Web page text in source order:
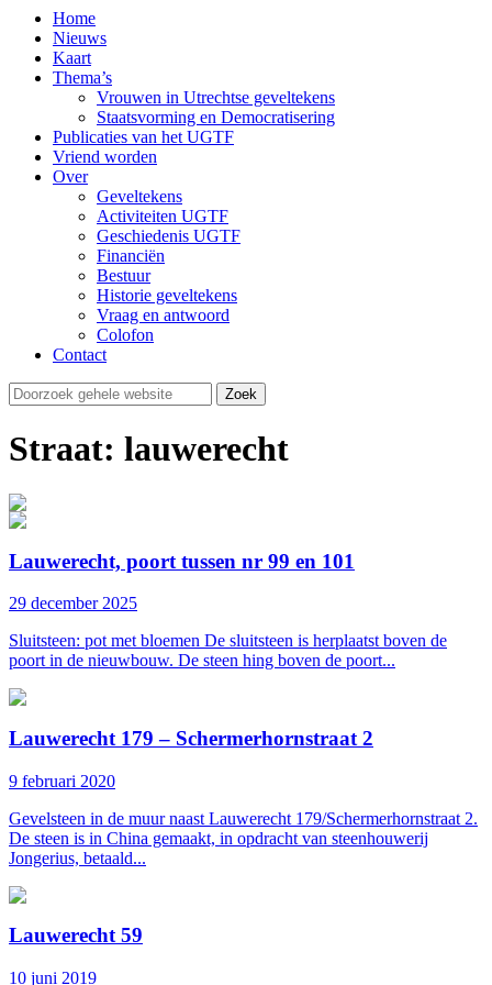
Home
Nieuws
Kaart
Thema’s
Vrouwen in Utrechtse geveltekens
Staatsvorming en Democratisering
Publicaties van het UGTF
Vriend worden
Over
Geveltekens
Activiteiten UGTF
Geschiedenis UGTF
Financiën
Bestuur
Historie geveltekens
Vraag en antwoord
Colofon
Contact
Straat: lauwerecht
Lauwerecht, poort tussen nr 99 en 101
29 december 2025
Sluitsteen: pot met bloemen De sluitsteen is herplaatst boven de
poort in de nieuwbouw. De steen hing boven de poort...
Lauwerecht 179 – Schermerhornstraat 2
9 februari 2020
Gevelsteen in de muur naast Lauwerecht 179/Schermerhornstraat 2.
De steen is in China gemaakt, in opdracht van steenhouwerij
Jongerius, betaald...
Lauwerecht 59
10 juni 2019